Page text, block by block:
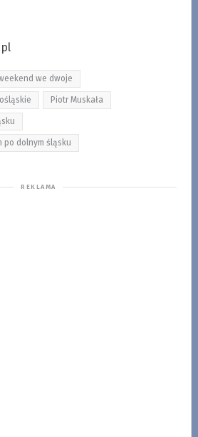
we dwoje
Piotr Muskała
po dolnym śląsku